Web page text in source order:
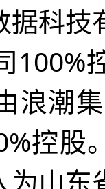
据科技
100%
浪潮
控股
为山东